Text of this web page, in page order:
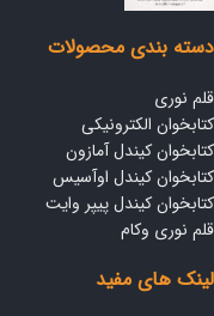
دسته بندی محصولات
قلم نوری
کتابخوان الکترونیکی
کتابخوان کیندل آمازون
کتابخوان کیندل اوآسیس
کتابخوان کیندل پیپر وایت
قلم نوری وکام
لینک های مفید